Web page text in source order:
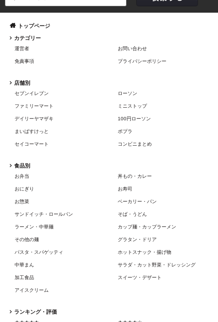
トップページ
カテゴリー
運営者 お問い合わせ
免責事項 プライバシーポリシー
店舗別
セブンイレブン ローソン
ファミリーマート ミニストップ
デイリーヤマザキ 100円ローソン
まいばすけっと ポプラ
セイコーマート コンビニまとめ
食品別
お弁当 丼もの・カレー
おにぎり お寿司
お惣菜 ベーカリー・パン
サンドイッチ・ロールパン そば・うどん
ラーメン・中華麺 カップ麺・カップラーメン
その他の麺 グラタン・ドリア
パスタ・スパゲッティ ホットスナック・揚げ物
中華まん サラダ・カット野菜・ドレッシング
加工食品 スイーツ・デザート
アイスクリーム
ランキング・評価